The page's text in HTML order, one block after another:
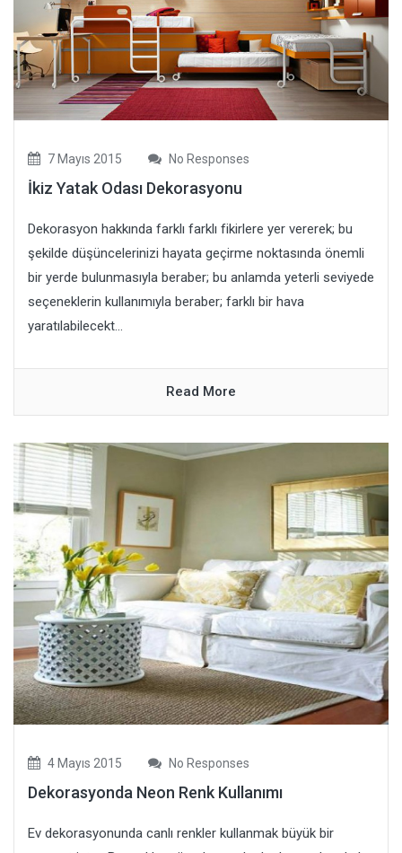
7 Mayıs 2015 No Responses
İkiz Yatak Odası Dekorasyonu
Dekorasyon hakkında farklı farklı fikirlere yer vererek; bu
şekilde düşüncelerinizi hayata geçirme noktasında önemli
bir yerde bulunmasıyla beraber; bu anlamda yeterli seviyede
seçeneklerin kullanımıyla beraber; farklı bir hava
yaratılabilecekt...
Read More
4 Mayıs 2015 No Responses
Dekorasyonda Neon Renk Kullanımı
Ev dekorasyonunda canlı renkler kullanmak büyük bir